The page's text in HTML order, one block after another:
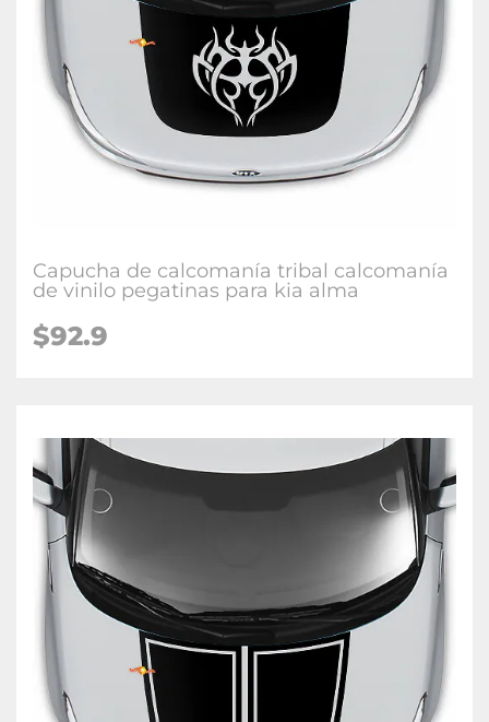
Capucha de calcomanía tribal calcomanía
de vinilo pegatinas para kia alma
$92.9